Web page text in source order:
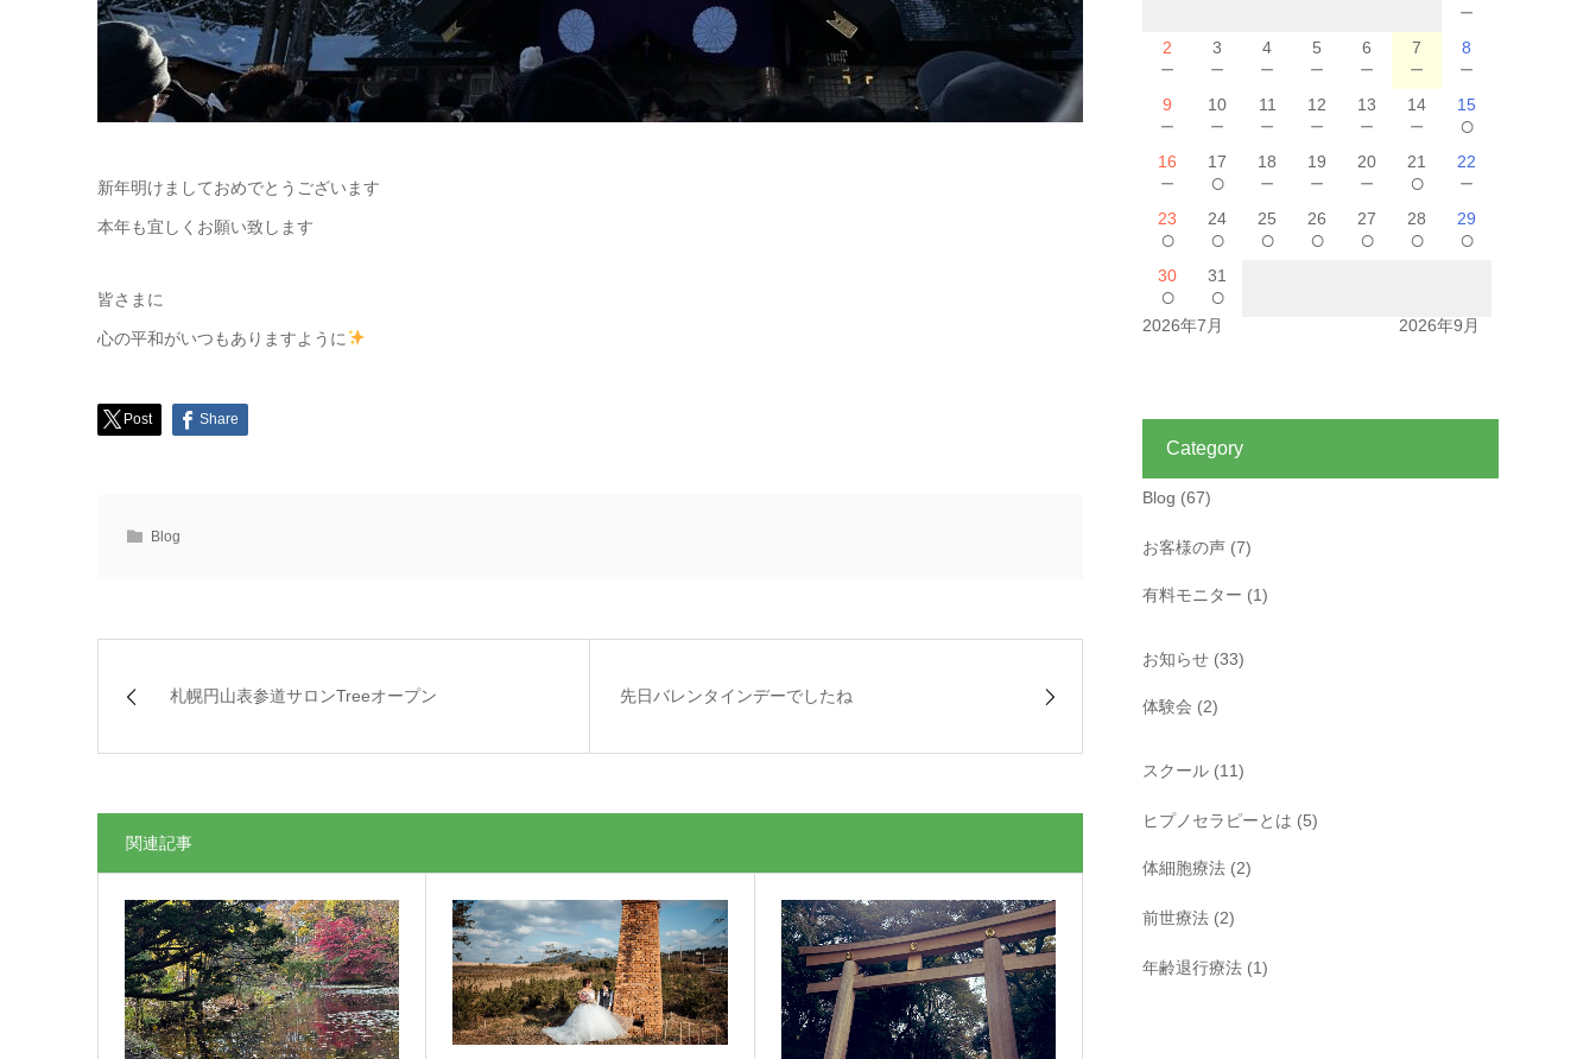
新年明けましておめでとうございます
本年も宜しくお願い致します
皆さまに
心の平和がいつもありますように
Post Share
Blog
札幌円山表参道サロンTreeオープン 先日バレンタインデーでしたね
関連記事
－
2
－
3
－
4
－
5
－
6
－
7
－
8
－
9
－
10
－
11
－
12
－
13
－
14
－
15
○
16
－
17
○
18
－
19
－
20
－
21
○
22
－
23
○
24
○
25
○
26
○
27
○
28
○
29
○
30
○
31
○
2026年7月 2026年9月
Category
Blog (67)
お客様の声 (7)
有料モニター (1)
お知らせ (33)
体験会 (2)
スクール (11)
ヒプノセラピーとは (5)
体細胞療法 (2)
前世療法 (2)
年齢退行療法 (1)